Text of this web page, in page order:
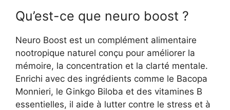
Qu’est-ce que neuro boost ?
Neuro Boost est un complément alimentaire
nootropique naturel conçu pour améliorer la
mémoire, la concentration et la clarté mentale.
Enrichi avec des ingrédients comme le Bacopa
Monnieri, le Ginkgo Biloba et des vitamines B
essentielles, il aide à lutter contre le stress et à